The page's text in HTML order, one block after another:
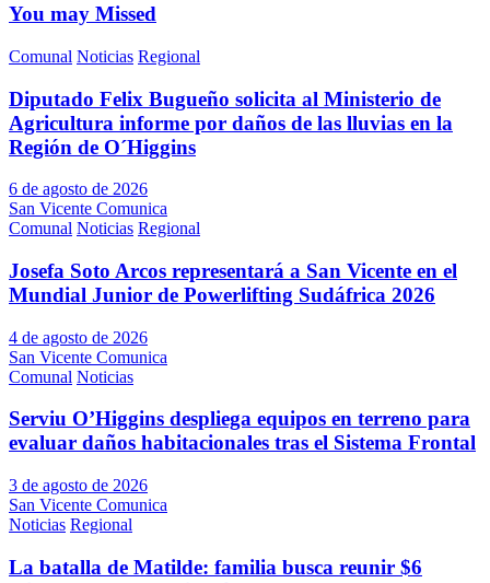
You may Missed
Comunal Noticias Regional
Diputado Felix Bugueño solicita al Ministerio de
Agricultura informe por daños de las lluvias en la
Región de O´Higgins
6 de agosto de 2026
San Vicente Comunica
Comunal Noticias Regional
Josefa Soto Arcos representará a San Vicente en el
Mundial Junior de Powerlifting Sudáfrica 2026
4 de agosto de 2026
San Vicente Comunica
Comunal Noticias
Serviu O’Higgins despliega equipos en terreno para
evaluar daños habitacionales tras el Sistema Frontal
3 de agosto de 2026
San Vicente Comunica
Noticias Regional
La batalla de Matilde: familia busca reunir $6